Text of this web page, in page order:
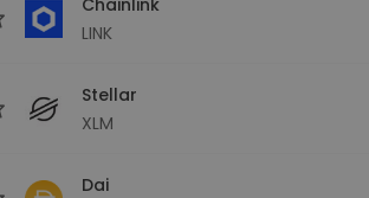
LINK
Stellar
XLM
Dai